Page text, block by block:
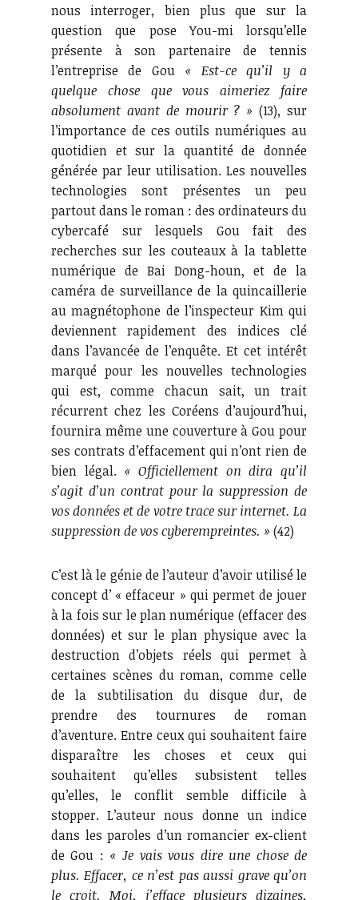
nous interroger, bien plus que sur la
question que pose You-mi lorsqu’elle
présente à son partenaire de tennis
l’entreprise de Gou « Est-ce qu’il y a
quelque chose que vous aimeriez faire
absolument avant de mourir ? » (13), sur
l’importance de ces outils numériques au
quotidien et sur la quantité de donnée
générée par leur utilisation. Les nouvelles
technologies sont présentes un peu
partout dans le roman : des ordinateurs du
cybercafé sur lesquels Gou fait des
recherches sur les couteaux à la tablette
numérique de Bai Dong-houn, et de la
caméra de surveillance de la quincaillerie
au magnétophone de l’inspecteur Kim qui
deviennent rapidement des indices clé
dans l’avancée de l’enquête. Et cet intérêt
marqué pour les nouvelles technologies
qui est, comme chacun sait, un trait
récurrent chez les Coréens d’aujourd’hui,
fournira même une couverture à Gou pour
ses contrats d’effacement qui n’ont rien de
bien légal. « Officiellement on dira qu’il
s’agit d’un contrat pour la suppression de
vos données et de votre trace sur internet. La
suppression de vos cyberempreintes. »(42)
C’est là le génie de l’auteur d’avoir utilisé le
concept d’ « effaceur » qui permet de jouer
à la fois sur le plan numérique (effacer des
données) et sur le plan physique avec la
destruction d’objets réels qui permet à
certaines scènes du roman, comme celle
de la subtilisation du disque dur, de
prendre des tournures de roman
d’aventure. Entre ceux qui souhaitent faire
disparaître les choses et ceux qui
souhaitent qu’elles subsistent telles
qu’elles, le conflit semble difficile à
stopper. L’auteur nous donne un indice
dans les paroles d’un romancier ex-client
de Gou : « Je vais vous dire une chose de
plus. Effacer, ce n’est pas aussi grave qu’on
le croit. Moi, j’efface plusieurs dizaines,